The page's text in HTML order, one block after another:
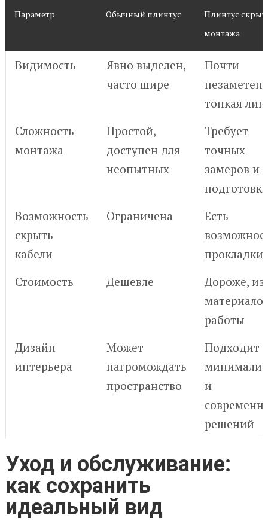
Параметр Обычный плинтус
Плинтус
монтажа
Видимость
Явно выделен,
часто шире
Почти
незаметен,
тонкая
Сложность
монтажа
Простой,
доступен для
неопытных
Требует
точных
замеров и
Возможность
скрыть
кабели
Ограничена
Есть
прокладки
Стоимость
Дешевле
Дороже,
работы
Дизайн
интерьера
Может
нагромождать
пространство
Подходит
и
решений
Уход и обслуживание:
как сохранить
идеальный вид